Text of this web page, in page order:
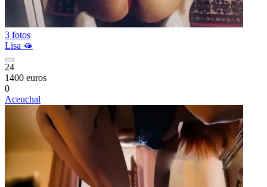
3 fotos
Lisa 🫦
24
1400 euros
0
Aceuchal